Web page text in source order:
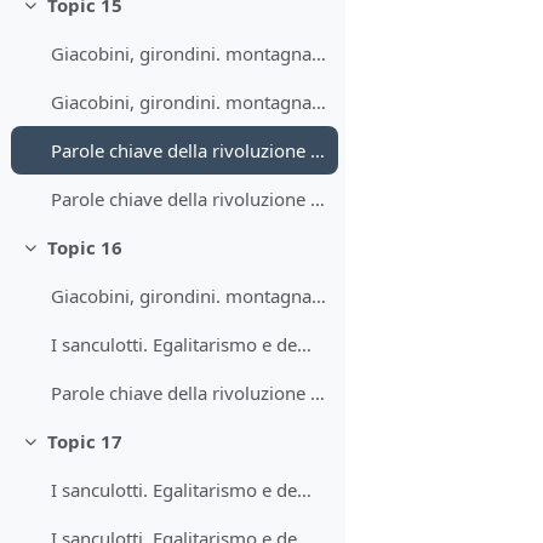
Collapse
Topic 15
Giacobini, girondini. montagnardi, sanculotti. Scomposizione lessicale 7
Giacobini, girondini. montagnardi, sanculotti. Scomposizione lessicale 8
Parole chiave della rivoluzione francese: felicità. Scheda lezione in formato testo.
Parole chiave della rivoluzione francese: felicità. Scheda lezione in formato testo.
Collapse
Topic 16
Giacobini, girondini. montagnardi, sanculotti. Scomposizione lessicale 9
I sanculotti. Egalitarismo e democrazia diretta 1
Parole chiave della rivoluzione francese: felicità. Scheda lezione in formato testo.
Collapse
Topic 17
I sanculotti. Egalitarismo e democrazia diretta 2